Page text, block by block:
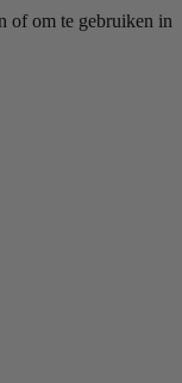
of om te gebruiken in